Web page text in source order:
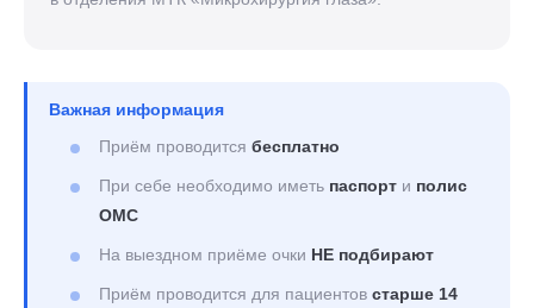
Важная информация
Приём проводится бесплатно
При себе необходимо иметь паспорт и полис
ОМС
На выездном приёме очки НЕ подбирают
Приём проводится для пациентов старше 14